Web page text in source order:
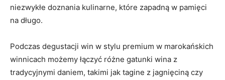
niezwykłe⁣ doznania⁢ kulinarne, które zapadną w pamięci
na długo.
Podczas degustacji win w stylu⁢ premium‌ w ‍marokańskich
winnicach możemy łączyć różne gatunki⁤ wina z ​
tradycyjnymi daniem, ⁢takimi jak tagine z jagnięciną czy